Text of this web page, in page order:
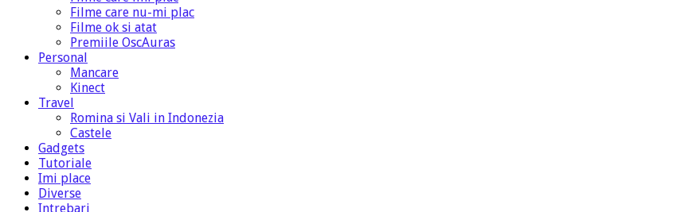
Filme care nu-mi plac
Filme ok si atat
Premiile OscAuras
Personal
Mancare
Kinect
Travel
Romina si Vali in Indonezia
Castele
Gadgets
Tutoriale
Imi place
Diverse
Intrebari